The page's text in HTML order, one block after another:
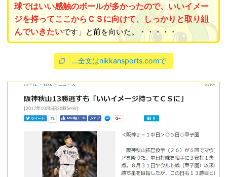
球ではいい感触のボールが多かったので、いいイメー
ジを持ってここからＣＳに向けて、しっかりと取り組
んでいきたいです」と前を向いた。・・・・・
…全文はnikkansports.comで